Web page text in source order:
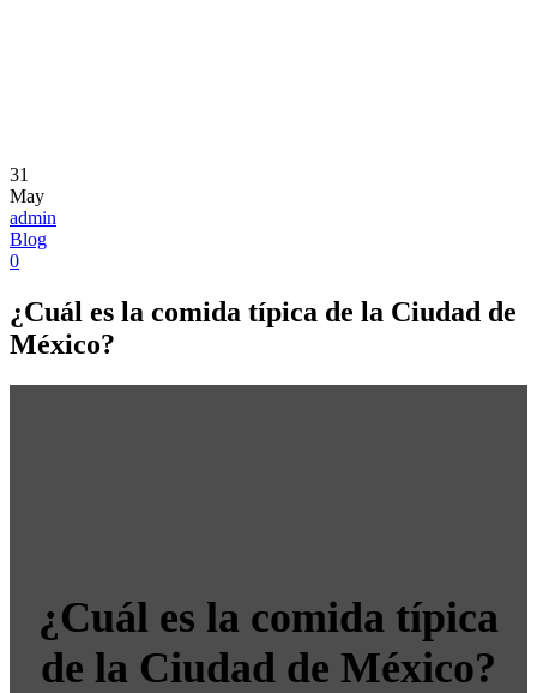
31
May
admin
Blog
0
¿Cuál es la comida típica de la Ciudad de
México?
¿Cuál es la comida típica
de la Ciudad de México?